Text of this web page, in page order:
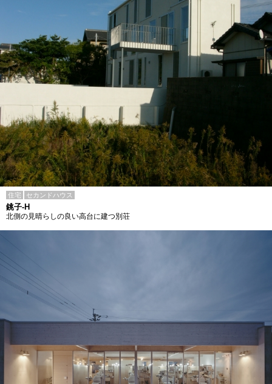
住宅 セカンドハウス
銚子-H
北側の見晴らしの良い高台に建つ別荘